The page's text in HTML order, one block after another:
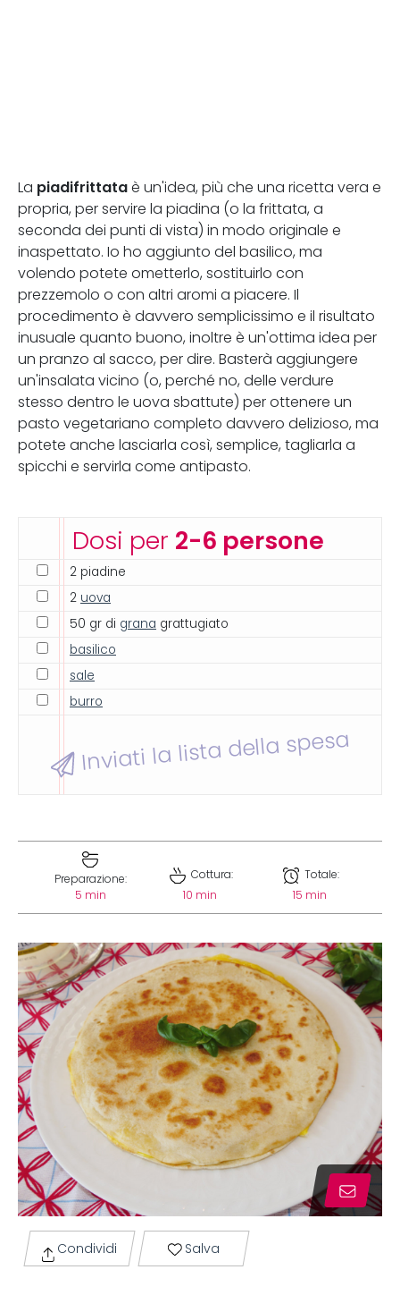
La piadifrittata è un'idea, più che una ricetta vera e
propria, per servire la piadina (o la frittata, a
seconda dei punti di vista) in modo originale e
inaspettato. Io ho aggiunto del basilico, ma
volendo potete ometterlo, sostituirlo con
prezzemolo o con altri aromi a piacere. Il
procedimento è davvero semplicissimo e il risultato
inusuale quanto buono, inoltre è un'ottima idea per
un pranzo al sacco, per dire. Basterà aggiungere
un'insalata vicino (o, perché no, delle verdure
stesso dentro le uova sbattute) per ottenere un
pasto vegetariano completo davvero delizioso, ma
potete anche lasciarla così, semplice, tagliarla a
spicchi e servirla come antipasto.
Dosi per 2-6 persone
2 piadine
2 uova
50 gr di grana grattugiato
basilico
sale
burro
Inviati la lista della spesa
Preparazione:
5 min
Cottura:
10 min
Totale:
15 min
Condividi Salva